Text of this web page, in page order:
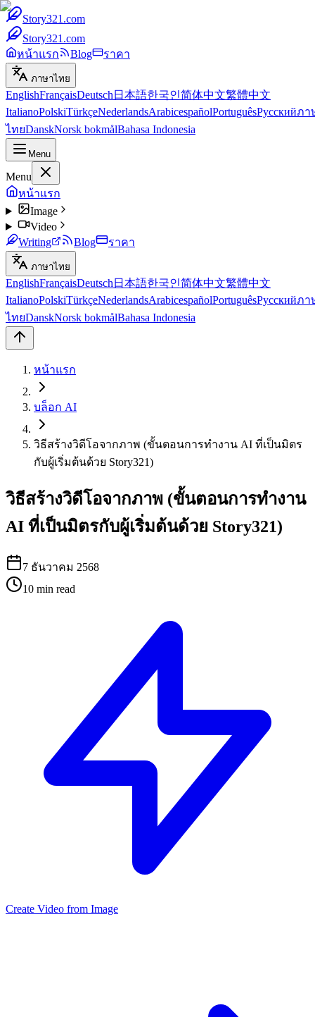
Story321.com
Story321.com
หน้าแรก
Blog ราคา
ภาษาไทย
EnglishFrançaisDeutsch 日本語한국인简体中文繁體中文
ItalianoPolskiTürkçeNederlandsArabicespañolPortuguêsРусскийภา
ไทยDanskNorsk bokmålBahasa Indonesia
Menu
Menu
หน้าแรก
Image
Video
Writing
Blog ราคา
ภาษาไทย
EnglishFrançaisDeutsch 日本語한국인简体中文繁體中文
ItalianoPolskiTürkçeNederlandsArabicespañolPortuguêsРусскийภา
ไทยDanskNorsk bokmålBahasa Indonesia
หน้าแรก
บล็อก AI
วิธีสร้างวิดีโอจากภาพ (ขั้นตอนการทำงาน AI ที่เป็นมิตร
กับผู้เริ่มต้นด้วย Story321)
วิธีสร้างวิดีโอจากภาพ (ขั้นตอนการทำงาน
AI ที่เป็นมิตรกับผู้เริ่มต้นด้วย Story321)
7 ธันวาคม 2568
10 min read
Create Video from Image